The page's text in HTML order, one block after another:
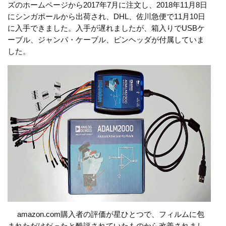
ズのホームページから2017年7月に注文し、2018年11月8日
にシンガポールから出荷され、DHL、佐川急便で11月10日
に入手できました。入手が遅れましたが、箱入りでUSBケ
ーブル、ジャンパ・ケーブル、ピンヘッダが付属していま
した。
amazon.com購入者の評価が星ひとつで、フィルムに包